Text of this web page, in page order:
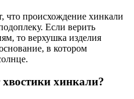
что происхождение хинкали
Если верить
то верхушка изделия
в котором
хинкали?